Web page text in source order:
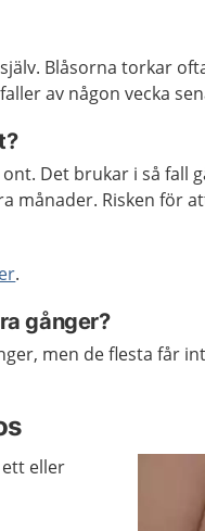
Blåsorna torkar
av någon vecka
Det brukar i så fall
månader. Risken för
.
gånger?
men de flesta får
eller